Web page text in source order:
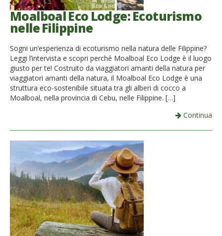
Moalboal Eco Lodge: Ecoturismo
nelle Filippine
Sogni un’esperienza di ecoturismo nella natura delle Filippine?
Leggi l’intervista e scopri perché Moalboal Eco Lodge è il luogo
giusto per te! Costruito da viaggiatori amanti della natura per
viaggiatori amanti della natura, il Moalboal Eco Lodge è una
struttura eco-sostenibile situata tra gli alberi di cocco a
Moalboal, nella provincia di Cebu, nelle Filippine. […]
Continua